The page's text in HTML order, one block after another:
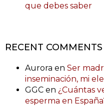
que debes saber
RECENT COMMENTS
Aurora en Ser
inseminación, mi
GGC en ¿Cuántas
esperma en